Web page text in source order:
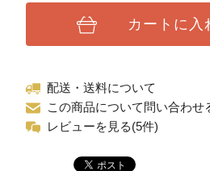
カートに入
配送・送料について
この商品について問い合わせ
レビューを見る(5件)